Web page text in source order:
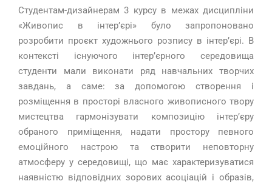
Студентам-дизайнерам 3 курсу в межах дисципліни
«Живопис в інтер’єрі» було запропоновано
розробити проєкт художнього розпису в інтер’єрі. В
контексті існуючого інтер’єрного середовища
студенти мали виконати ряд навчальних творчих
завдань, а саме: за допомогою створення і
розміщення в просторі власного живописного твору
мистецтва гармонізувати композицію інтер’єру
обраного приміщення, надати простору певного
емоційного настрою та створити неповторну
атмосферу у середовищі, що має характеризуватися
наявністю відповідних зорових асоціацій і образів,